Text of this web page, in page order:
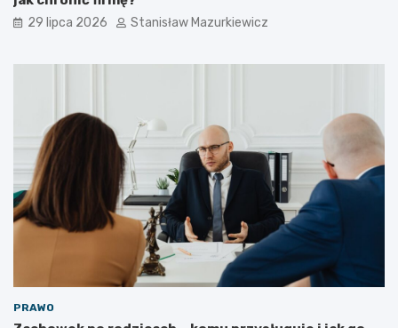
29 lipca 2026 Stanisław Mazurkiewicz
PRAWO